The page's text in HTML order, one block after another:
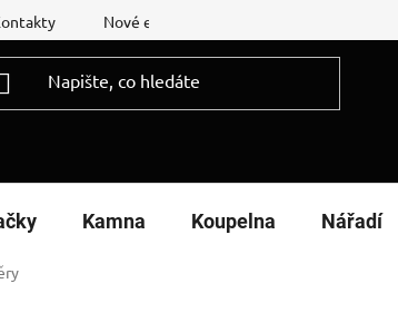
Nové energetické štítky
Kamna Koupelna Nářadí